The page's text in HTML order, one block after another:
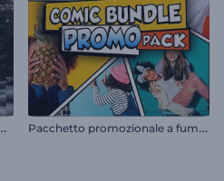
frammentate P
acchetto promozionale a fumetti